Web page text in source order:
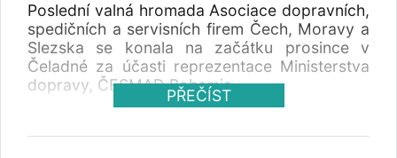
Poslední valná hromada Asociace dopravních,
spedičních a servisních firem Čech, Moravy a
Slezska se konala na začátku prosince v
Čeladné za účasti reprezentace Ministerstva
dopravy, ČESMAD Bohemia,
PŘEČÍST